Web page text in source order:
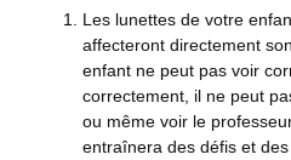
Les lunettes de votre
affecteront directement
enfant ne peut pas voir
correctement, il ne peut
ou même voir le
entraînera des défis et